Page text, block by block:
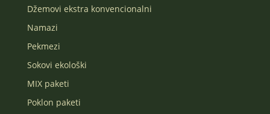
Džemovi ekstra konvencionalni
Namazi
Pekmezi
Sokovi ekološki
MIX paketi
Poklon paketi